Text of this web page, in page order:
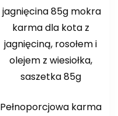
jagnięcina 85g mokra
karma dla kota z
jagnięciną, rosołem i
olejem z wiesiołka,
saszetka 85g
Pełnoporcjowa karma